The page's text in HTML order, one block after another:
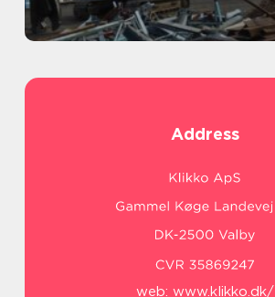
Address
web: www.klikko.dk/